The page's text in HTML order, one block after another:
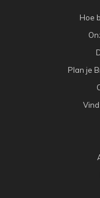
Hoe
Plan je